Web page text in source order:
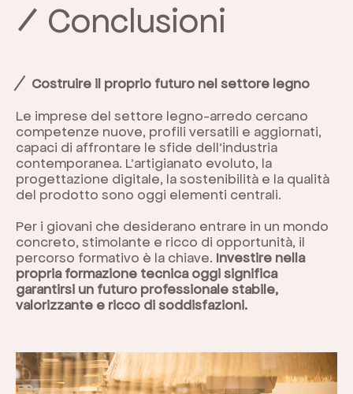
Conclusioni
Costruire il proprio futuro nel settore legno
Le imprese del settore legno-arredo cercano
competenze nuove, profili versatili e aggiornati,
capaci di affrontare le sfide dell’industria
contemporanea. L’artigianato evoluto, la
progettazione digitale, la sostenibilità e la qualità
del prodotto sono oggi elementi centrali.
Per i giovani che desiderano entrare in un mondo
concreto, stimolante e ricco di opportunità, il
percorso formativo è la chiave. Investire nella
propria formazione tecnica oggi significa
garantirsi un futuro professionale stabile,
valorizzante e ricco di soddisfazioni.